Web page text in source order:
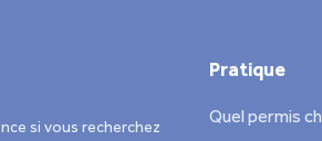
si vous recherchez
Pratique
Quel permis